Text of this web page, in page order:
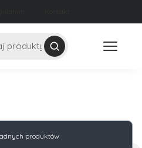
produktów